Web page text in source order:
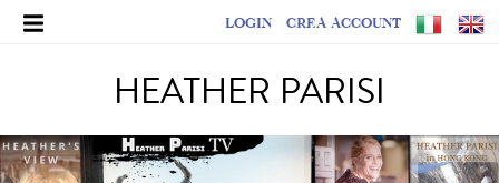
LOGIN CREA ACCOUNT
HEATHER PARISI